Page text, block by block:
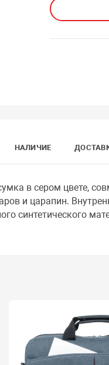
НАЛИЧИЕ
в сером цвете,
и царапин.
синтетического